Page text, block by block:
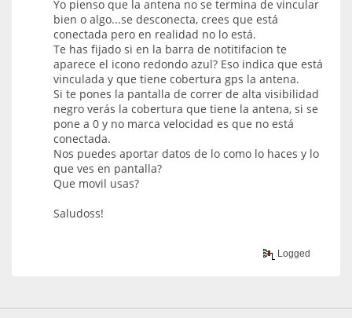
Yo pienso que la antena no se termina de vincular
bien o algo...se desconecta, crees que está
conectada pero en realidad no lo está.
Te has fijado si en la barra de notitifacion te
aparece el icono redondo azul? Eso indica que está
vinculada y que tiene cobertura gps la antena.
Si te pones la pantalla de correr de alta visibilidad
negro verás la cobertura que tiene la antena, si se
pone a 0 y no marca velocidad es que no está
conectada.
Nos puedes aportar datos de lo como lo haces y lo
que ves en pantalla?
Que movil usas?
Saludoss!
Logged